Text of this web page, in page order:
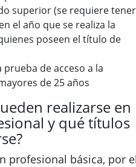
superior (se requiere tener
el año que se realiza la
poseen el título de
de acceso a la
de 25 años
realizarse en
y qué títulos
profesional básica, por